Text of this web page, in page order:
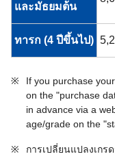
และมัธยมต้น
ทารก (4 ปีขึ้นไป)
※
If you purchase
on the "purchase
in advance via a
age/grade on the
※ การเปลี่ยนแปลงเก